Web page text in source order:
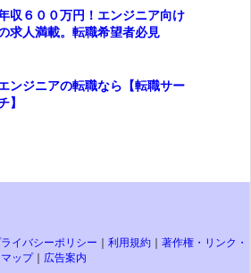
収６００万円！エンジニア向け
求人満載。転職希望者必見
ンジニアの転職なら【転職サー
】
イバシーポリシー 利用規約
著作権・リンク・
ップ｜ 広告案内